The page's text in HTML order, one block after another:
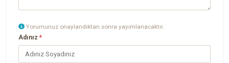
Yorumunuz onaylandıktan sonra yayımlanacaktır.
Adınız*